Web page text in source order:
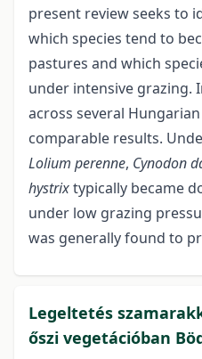
present review seeks to
which species tend to
pastures and which
under intensive grazing.
across several
comparable results.
Lolium perenne, Cynodon
hystrixtypically became
under low grazing
was generally found to
Legeltetés
őszi vegetációban